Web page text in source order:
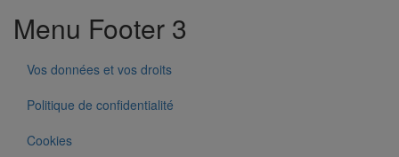
Menu Footer 3
Vos données et vos droits
Politique de confidentialité
Cookies